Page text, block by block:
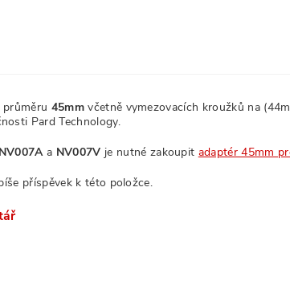
45mmvčetně vymezovacích kroužků na
Pard Technology.
NV007Aa NV007V je nutné zakoupit adaptér 45mm
příspěvek k této položce.